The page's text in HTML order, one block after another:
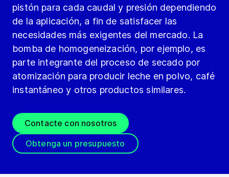
pistón para cada caudal y presión dependiendo
de la aplicación, a fin de satisfacer las
necesidades más exigentes del mercado. La
bomba de homogeneización, por ejemplo, es
parte integrante del proceso de secado por
atomización para producir leche en polvo, café
instantáneo y otros productos similares.
Contacte con nosotros
Obtenga un presupuesto